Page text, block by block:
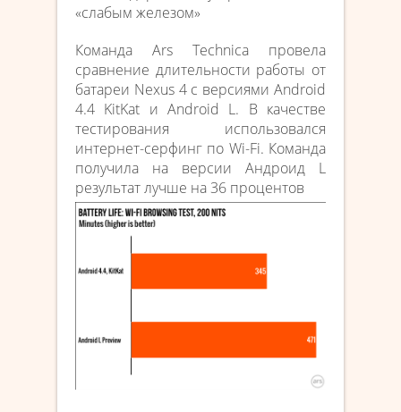
«слабым железом»
Команда Ars Technica провела
сравнение длительности работы от
батареи Nexus 4 с версиями Android
4.4 KitKat и Android L. В качестве
тестирования использовался
интернет-серфинг по Wi-Fi. Команда
получила на версии Андроид L
результат лучше на 36 процентов